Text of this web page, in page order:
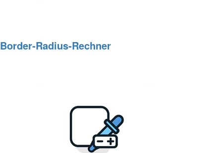
Border‑Radius‑Rechner